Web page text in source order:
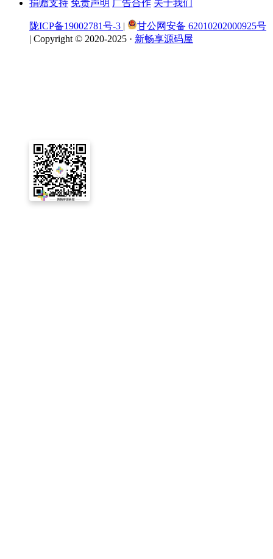
捐赠支持 免责声明 广告合作 关于我们
陇ICP备19002781号-3 |
甘公网安备 62010202000925号
| Copyright © 2020-2025 · 新畅享源码屋